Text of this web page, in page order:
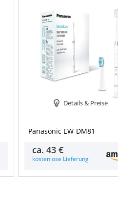
Details & Preise
Panasonic EW-DM81
ca.43 €
kostenlose Lieferung